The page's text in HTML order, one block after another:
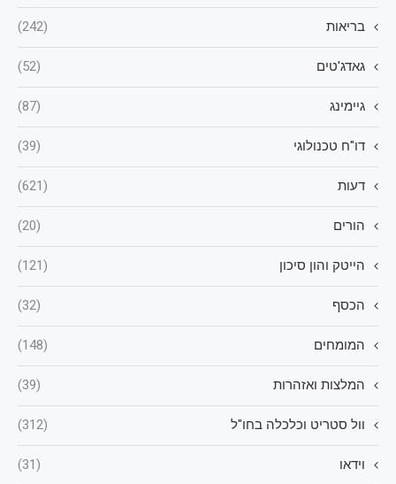
בריאות (242)
גאדג'טים (52)
גיימינג (87)
דו"ח טכנולוגי (39)
דעות (621)
הורים (20)
הייטק והון סיכון (121)
הכסף (32)
המומחים (148)
המלצות ואזהרות (39)
וול סטריט וכלכלה בחו"ל (312)
וידאו (31)